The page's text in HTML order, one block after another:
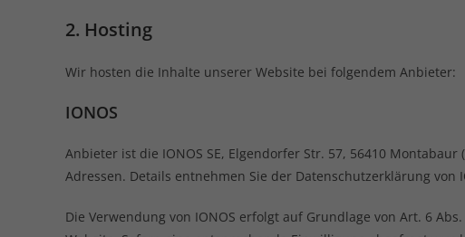
2. Hosting
Wir hosten die Inhalte unserer Website bei folgendem Anbieter:
IONOS
Anbieter ist die IONOS SE, Elgendorfer Str. 57, 56410
Adressen. Details entnehmen Sie der Datenschutzerklärung von
Die Verwendung von IONOS erfolgt auf Grundlage von Art. 6